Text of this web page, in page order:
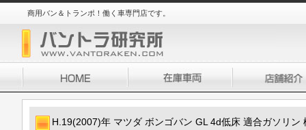
商用バン＆トランポ！働く車専門店です。
H.19(2007)年 マツダ ボンゴバン GL 4d低床 適合ガソリン